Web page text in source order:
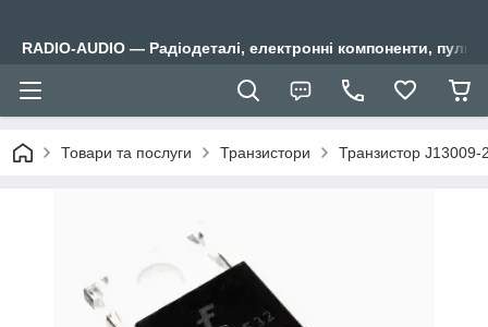
RADIO-AUDIO — Радіодеталі, електронні компоненти,
Товари та послуги Транзистори Транзистор